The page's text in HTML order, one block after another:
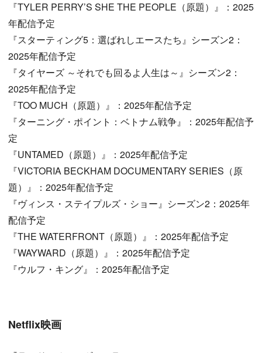
『TYLER PERRY’S SHE THE PEOPLE（原題）』：2025
年配信予定
『スターティング5：選ばれしエースたち』シーズン2：
2025年配信予定
『タイヤーズ ～それでも回るよ人生は～』シーズン2：
2025年配信予定
『TOO MUCH（原題）』：2025年配信予定
『ターニング・ポイント：ベトナム戦争』：2025年配信予
定
『UNTAMED（原題）』：2025年配信予定
『VICTORIA BECKHAM DOCUMENTARY SERIES（原
題）』：2025年配信予定
『ヴィンス・ステイプルズ・ショー』シーズン2：2025年
配信予定
『THE WATERFRONT（原題）』：2025年配信予定
『WAYWARD（原題）』：2025年配信予定
『ウルフ・キング』：2025年配信予定
Netflix映画